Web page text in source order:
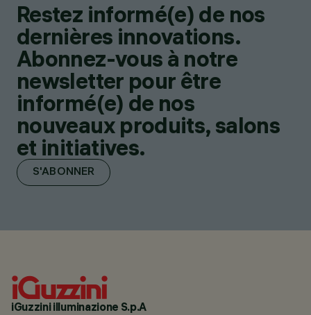
Restez informé(e) de nos
dernières innovations.
Abonnez-vous à notre
newsletter pour être
informé(e) de nos
nouveaux produits, salons
et initiatives.
S'ABONNER
iGuzzini illuminazione S.p.A